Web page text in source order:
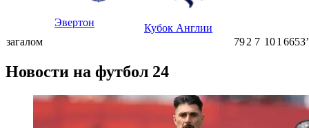
Эвертон Кубок Англии
загалом 792 7 101 6653ʼ
Новости на футбол 24